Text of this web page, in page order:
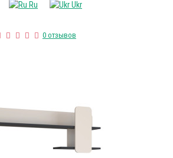
Ru
Ukr
0 отзывов